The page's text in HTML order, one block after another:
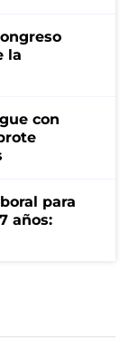
la
con
para
años: